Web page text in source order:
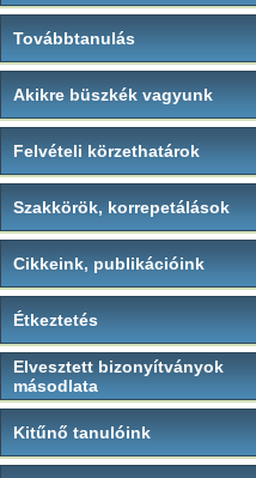
Továbbtanulás
Akikre büszkék vagyunk
Felvételi körzethatárok
Szakkörök, korrepetálások
Cikkeink, publikációink
Étkeztetés
Elvesztett bizonyítványok
másodlata
Kitűnő tanulóink